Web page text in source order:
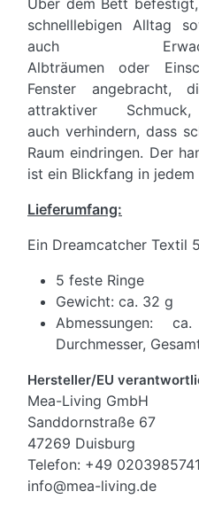
Über dem Bett
schnelllebigen Alltag
auch
Albträumen oder
Fenster
attraktiver
auch verhindern, dass
Raum eindringen. Der
ist ein Blickfang in jedem
Lieferumfang:
Ein Dreamcatcher Textil
5 feste Ringe
Gewicht: ca. 32 g
Durchmesser,
Hersteller/EU
Mea-Living GmbH
Sanddornstraße 67
47269 Duisburg
Telefon: +49
info@mea-living.de